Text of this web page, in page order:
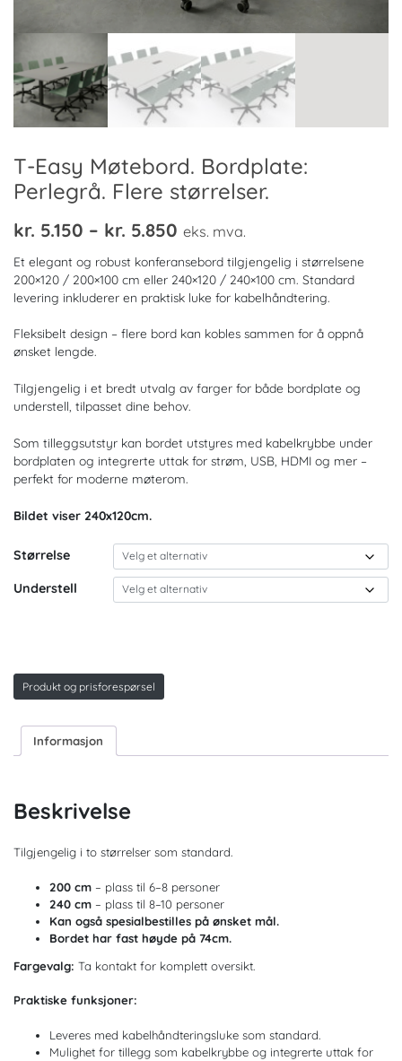
T-Easy Møtebord. Bordplate:
Perlegrå. Flere størrelser.
kr. 5.150 – kr. 5.850 Prisområde:
kr. 5.150
til
kr. 5.850
eks. mva.
Et elegant og robust konferansebord tilgjengelig i størrelsene
200×120 / 200×100 cm eller 240×120 / 240×100 cm. Standard
levering inkluderer en praktisk luke for kabelhåndtering.
Fleksibelt design – flere bord kan kobles sammen for å oppnå
ønsket lengde.
Tilgjengelig i et bredt utvalg av farger for både bordplate og
understell, tilpasset dine behov.
Som tilleggsutstyr kan bordet utstyres med kabelkrybbe under
bordplaten og integrerte uttak for strøm, USB, HDMI og mer –
perfekt for moderne møterom.
Bildet viser 240x120cm.
Størrelse
Understell
Produkt og prisforespørsel
Informasjon
Beskrivelse
Tilgjengelig i to størrelser som standard.
200 cm – plass til 6–8 personer
240 cm – plass til 8–10 personer
Kan også spesialbestilles på ønsket mål.
Bordet har fast høyde på 74cm.
Fargevalg: Ta kontakt for komplett oversikt.
Praktiske funksjoner:
Leveres med kabelhåndteringsluke som standard.
Mulighet for tillegg som kabelkrybbe og integrerte uttak for